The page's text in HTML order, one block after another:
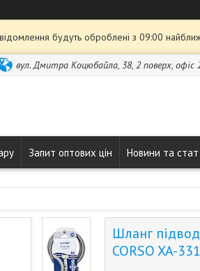
будуть оброблені з 09:00
вул. Дмитра Коцюбайла, 38, 2 поверх, офіс
Запит оптових цін Новини та
Шланг
CORSO XA-